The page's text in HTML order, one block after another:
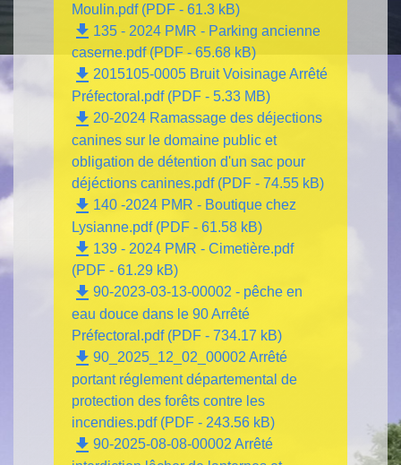
Moulin.pdf (PDF - 61.3 kB)
file_download 135 - 2024 PMR - Parking ancienne
caserne.pdf (PDF - 65.68 kB)
file_download 2015105-0005 Bruit Voisinage Arrêté
Préfectoral.pdf (PDF - 5.33 MB)
file_download 20-2024 Ramassage des déjections
canines sur le domaine public et
obligation de détention d'un sac pour
déjéctions canines.pdf (PDF - 74.55 kB)
file_download 140 -2024 PMR - Boutique chez
Lysianne.pdf (PDF - 61.58 kB)
file_download 139 - 2024 PMR - Cimetière.pdf
(PDF - 61.29 kB)
file_download 90-2023-03-13-00002 - pêche en
eau douce dans le 90 Arrêté
Préfectoral.pdf (PDF - 734.17 kB)
file_download 90_2025_12_02_00002 Arrêté
portant réglement départemental de
protection des forêts contre les
incendies.pdf (PDF - 243.56 kB)
file_download 90-2025-08-08-00002 Arrêté